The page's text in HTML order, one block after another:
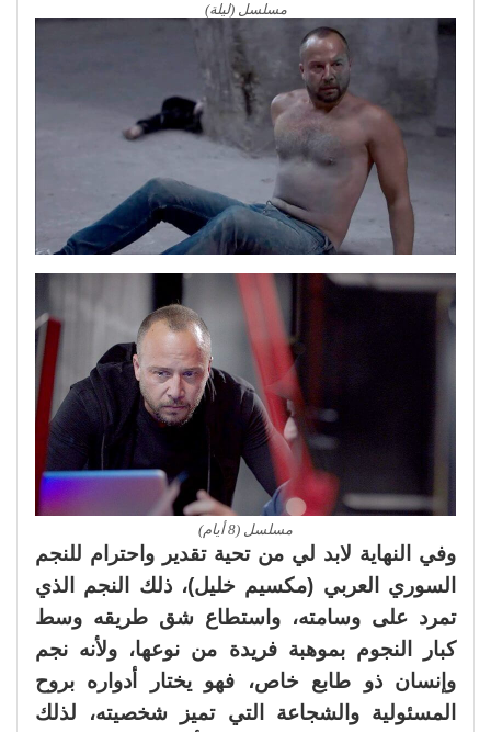
مسلسل (ليلة)
مسلسل (8 أيام)
وفي النهاية لابد لي من تحية تقدير واحترام للنجم
السوري العربي (مكسيم خليل)، ذلك النجم الذي
تمرد على وسامته، واستطاع شق طريقه وسط
كبار النجوم بموهبة فريدة من نوعها، ولأنه نجم
وإنسان ذو طابع خاص، فهو يختار أدواره بروح
المسئولية والشجاعة التي تميز شخصيته، لذلك